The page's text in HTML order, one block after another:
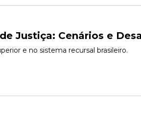
Justiça: Cenários e
e no sistema recursal brasileiro.